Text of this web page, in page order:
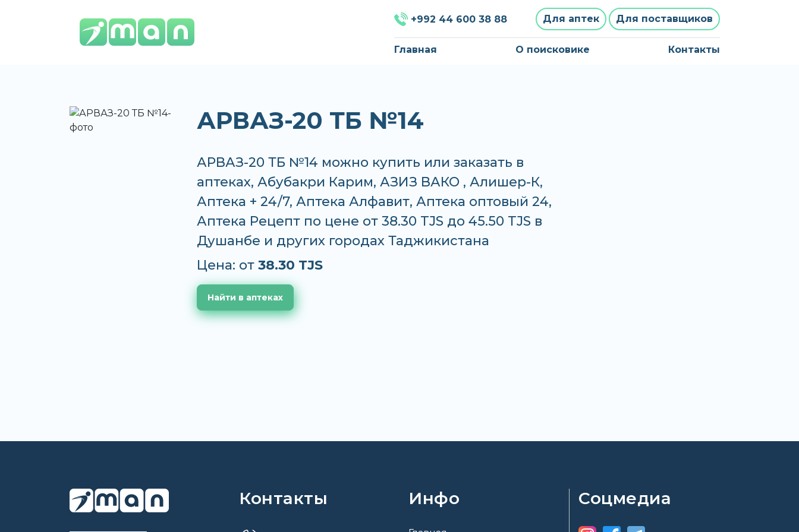
+992 44 600 38 88 Для аптек Для поставщиков
Главная О поисковике Контакты
АРВАЗ-20 ТБ №14
АРВАЗ-20 ТБ №14 можно купить или заказать в
аптеках, Абубакри Карим, АЗИЗ ВАКО , Алишер-К,
Аптека + 24/7, Аптека Алфавит, Аптека оптовый 24,
Аптека Рецепт по цене от 38.30 TJS до 45.50 TJS в
Душанбе и других городах Таджикистана
Цена: от 38.30 TJS
Найти в аптеках
Контакты Инфо Соцмедиа